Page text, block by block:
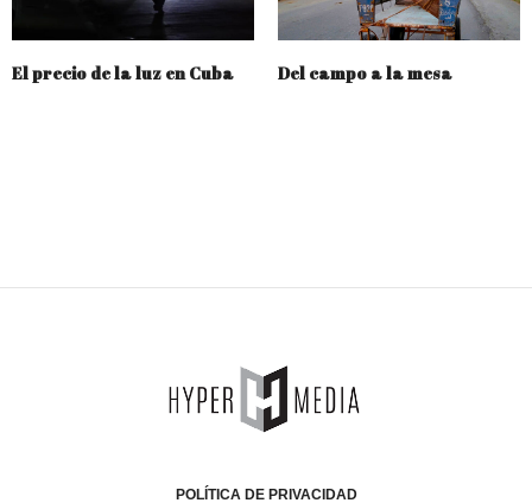
El precio de la luz en Cuba Del campo a la mesa
POLÍTICA DE PRIVACIDAD